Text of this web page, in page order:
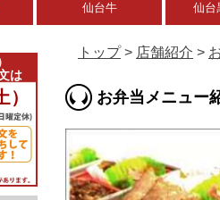
仙台牛 仙台
トップ> 店舗紹介 >
お弁当メニュー